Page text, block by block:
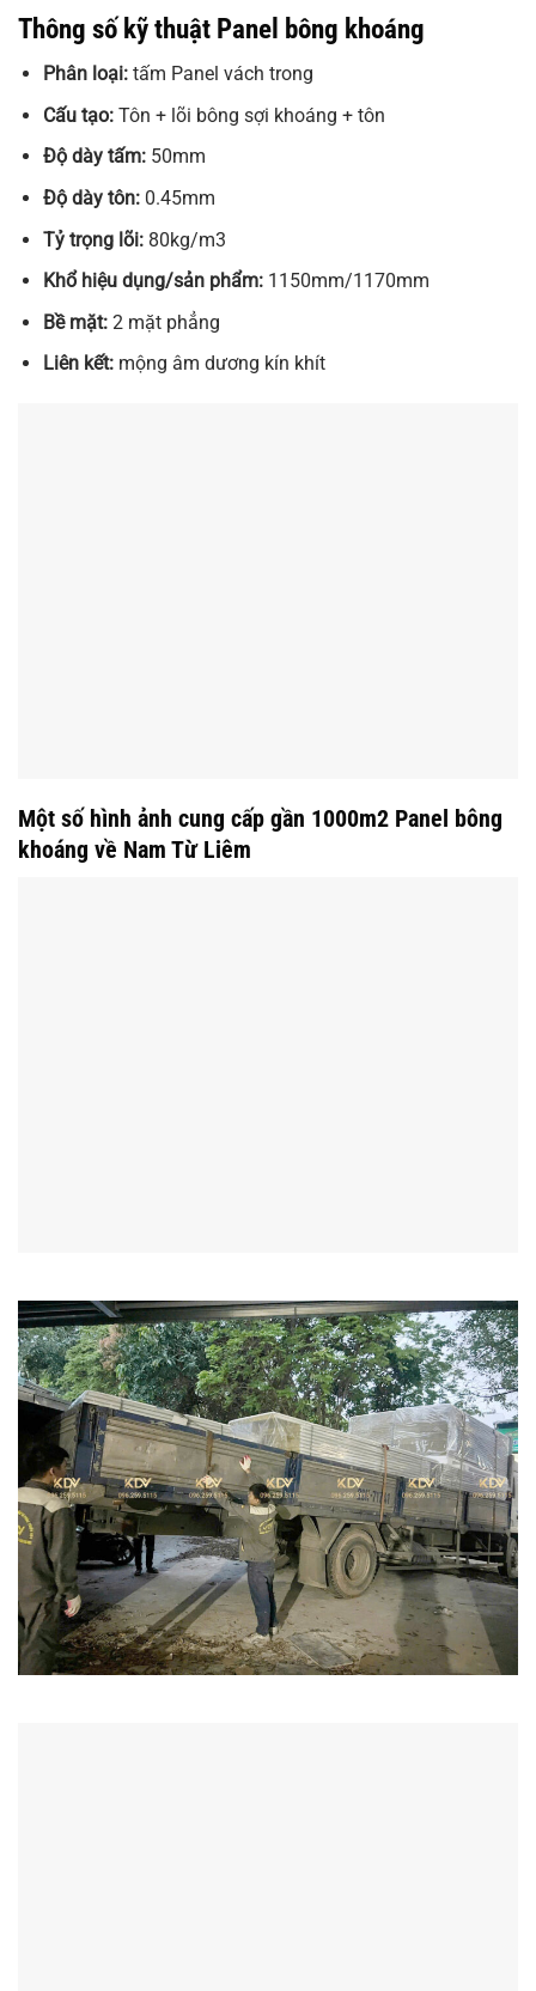
Thông số kỹ thuật Panel bông khoáng
Phân loại:tấm Panel vách trong
Cấu tạo:Tôn + lõi bông sợi khoáng + tôn
Độ dày tấm:50mm
Độ dày tôn: 0.45mm
Tỷ trọng lõi:80kg/m3
Khổ hiệu dụng/sản phẩm:1150mm/1170mm
Bề mặt:2 mặt phẳng
Liên kết:mộng âm dương kín khít
Một số hình ảnh cung cấp gần 1000m2 Panel bông
khoáng về Nam Từ Liêm